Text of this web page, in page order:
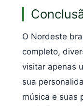
O Nordeste
completo,
visitar apenas
sua
música e suas